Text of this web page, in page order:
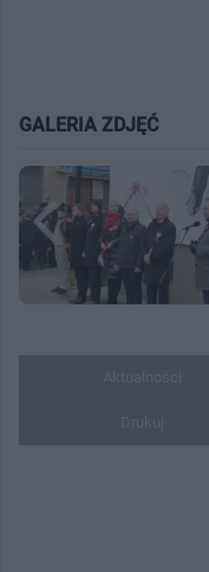
GALERIA ZDJĘĆ